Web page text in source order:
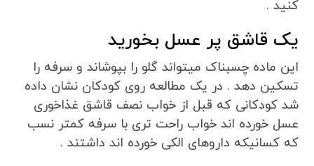
کنید .
یک قاشق پر عسل بخورید
این ماده چسبناک میتواند گلو را بپوشاند و سرفه را
تسکین دهد . در یک مطالعه روی کودکان نشان داده
شد کودکانی که قبل از خواب نصف قاشق غذاخوری
عسل خورده اند خواب راحت تری با سرفه کمتر نسب
که کسانیکه داروهای الکی خورده اند داشتند .